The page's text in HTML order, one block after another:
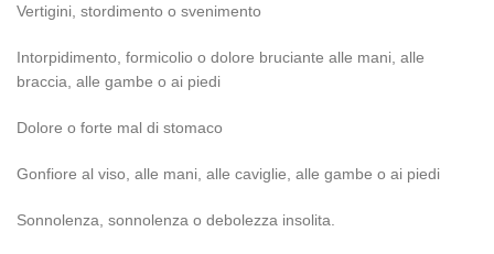
Vertigini, stordimento o svenimento
Intorpidimento, formicolio o dolore bruciante alle mani, alle
braccia, alle gambe o ai piedi
Dolore o forte mal di stomaco
Gonfiore al viso, alle mani, alle caviglie, alle gambe o ai piedi
Sonnolenza, sonnolenza o debolezza insolita.